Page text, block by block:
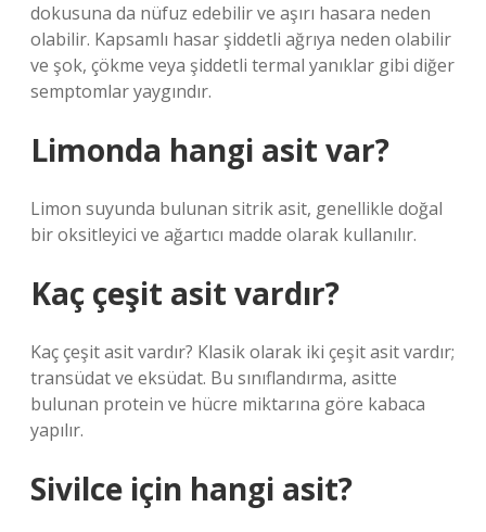
dokusuna da nüfuz edebilir ve aşırı hasara neden
olabilir. Kapsamlı hasar şiddetli ağrıya neden olabilir
ve şok, çökme veya şiddetli termal yanıklar gibi diğer
semptomlar yaygındır.
Limonda hangi asit var?
Limon suyunda bulunan sitrik asit, genellikle doğal
bir oksitleyici ve ağartıcı madde olarak kullanılır.
Kaç çeşit asit vardır?
Kaç çeşit asit vardır? Klasik olarak iki çeşit asit vardır;
transüdat ve eksüdat. Bu sınıflandırma, asitte
bulunan protein ve hücre miktarına göre kabaca
yapılır.
Sivilce için hangi asit?